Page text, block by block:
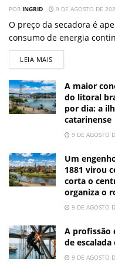
POR INGRID 9 DE AGOSTO DE
O preço da secadora é
consumo de energia
LEIA MAIS
A maior
do litoral
por dia: a
catarinense
9 DE AGOSTO
Um
1881 virou
corta o
organiza o
9 DE AGOSTO
A profissão
de
9 DE AGOSTO